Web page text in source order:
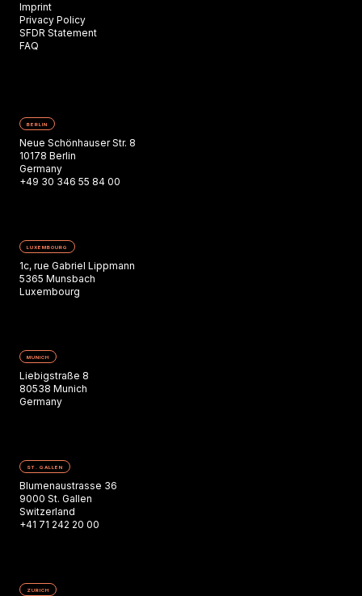
Imprint
Privacy Policy
SFDR Statement
FAQ
BERLIN
Neue Schönhauser Str. 8
10178 Berlin
Germany
+49 30 346 55 84 00
LUXEMBOURG
1c, rue Gabriel Lippmann
5365 Munsbach
Luxembourg
MUNICH
Liebigstraße 8
80538 Munich
Germany
ST. GALLEN
Blumenaustrasse 36
9000 St. Gallen
Switzerland
+41 71 242 20 00
ZURICH